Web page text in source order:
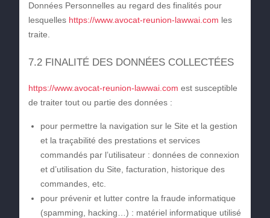
Données Personnelles au regard des finalités pour
lesquelles https://www.avocat-reunion-lawwai.com les
traite.
7.2 FINALITÉ DES DONNÉES COLLECTÉES
https://www.avocat-reunion-lawwai.com est susceptible
de traiter tout ou partie des données :
pour permettre la navigation sur le Site et la gestion
et la traçabilité des prestations et services
commandés par l’utilisateur : données de connexion
et d’utilisation du Site, facturation, historique des
commandes, etc.
pour prévenir et lutter contre la fraude informatique
(spamming, hacking…) : matériel informatique utilisé